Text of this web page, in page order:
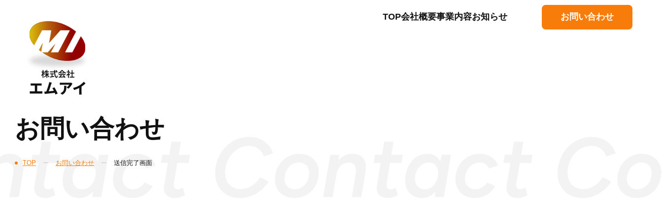
TOP会社概要事業内容お知らせ お問い合わせ
お問い合わせ
TOP お問い合わせ 送信完了画面